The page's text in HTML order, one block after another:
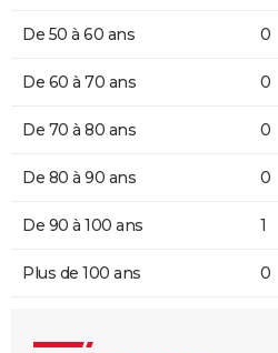
De 50 à 60 ans 0
De 60 à 70 ans 0
De 70 à 80 ans 0
De 80 à 90 ans 0
De 90 à 100 ans 1
Plus de 100 ans 0